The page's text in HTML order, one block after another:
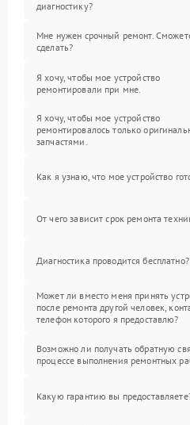
диагностику?
Мне нужен срочный ремонт.
сделать?
Я хочу, чтобы мое устройство
ремонтировали при мне.
Я хочу, чтобы мое устройство
ремонтировалось только
запчастями.
Как я узнаю, что мое устройство
От чего зависит срок ремонта
Диагностика проводится бесплатно?
Может ли вместо меня принять
после ремонта другой человек,
телефон которого я предоставлю?
Возможно ли получать обратную
процессе выполнения ремонтных
Какую гарантию вы